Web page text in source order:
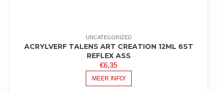
UNCATEGORIZED
ACRYLVERF TALENS ART CREATION 12ML 6ST
REFLEX ASS
€6,35
MEER INFO!